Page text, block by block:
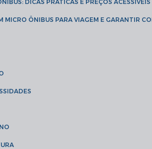
DICAS PRÁTICAS E PREÇOS ACESSÍVEIS
MICRO ÔNIBUS PARA VIAGEM E GARANTIR